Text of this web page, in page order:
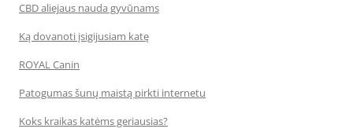
CBD aliejaus nauda gyvūnams
Ką dovanoti įsigijusiam katę
ROYAL Canin
Patogumas šunų maistą pirkti internetu
Koks kraikas katėms geriausias?